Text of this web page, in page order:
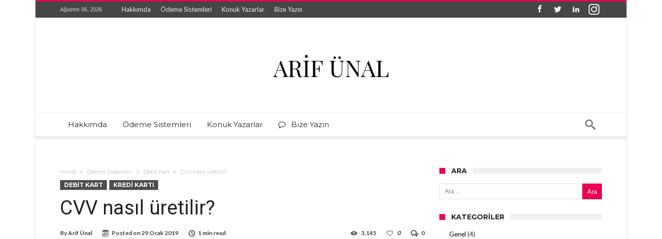
Ağustos 06, 2026 Hakkımda Ödeme Sistemleri Konuk Yazarlar Bize Yazın
ARIF ÜNAL
Hakkımda Ödeme Sistemleri Konuk Yazarlar Bize Yazın
Home Ödeme Sistemleri Debit Kart CVV nasıl üretilir?
DEBIT KART KREDI KARTI
CVV nasıl üretilir?
ByArif Ünal Posted on29 Ocak 2019 1 min read 0
0
3,145
ARA
Arama:
KATEGORILER
Genel (4)